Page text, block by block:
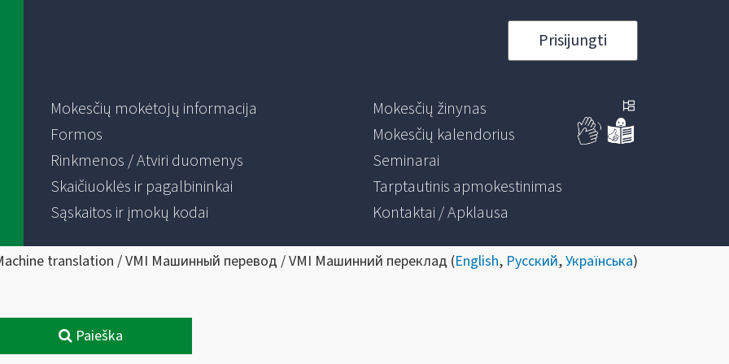
Prisijungti
Mokesčių mokėtojų informacija
Formos
Rinkmenos / Atviri duomenys
Skaičiuoklės ir pagalbininkai
Sąskaitos ir įmokų kodai
Mokesčių žinynas
Mokesčių kalendorius
Seminarai
Tarptautinis apmokestinimas
Kontaktai / Apklausa
translation / VMI Машинный перевод / VMI Машинний переклад (English, Русский,Українська)
Paieška